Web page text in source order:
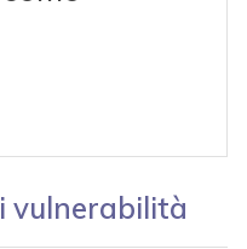
vulnerabilità